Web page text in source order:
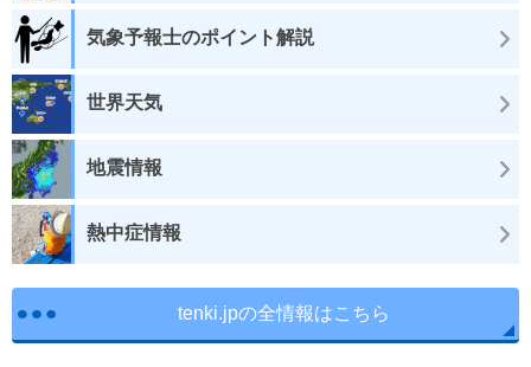
気象予報士のポイント解説
世界天気
地震情報
熱中症情報
tenki.jpの全情報はこちら